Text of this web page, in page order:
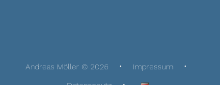
Andreas Möller © 2026
Impressum